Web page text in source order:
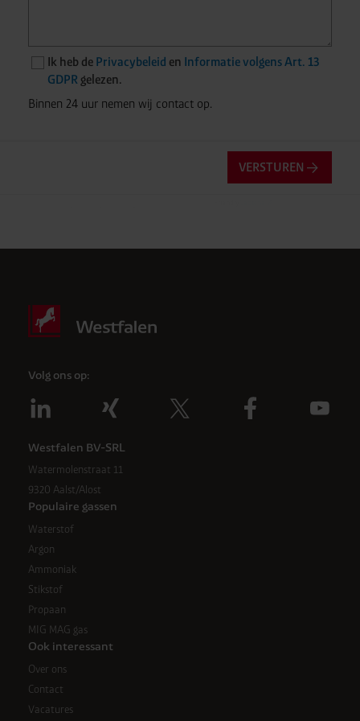
moment intrekken of aanpassen via de cookies-link in
de voettekst van de website
Ik heb de Privacybeleid en Informatie volgens Art. 13
GDPR gelezen.
Binnen 24 uur nemen wij contact op.
VERSTUREN
Volg ons op:
Westfalen BV-SRL
Watermolenstraat 11
9320 Aalst/Alost
Populaire gassen
Waterstof
Argon
Ammoniak
Stikstof
Propaan
MIG MAG gas
Ook interessant
Over ons
Contact
Vacatures